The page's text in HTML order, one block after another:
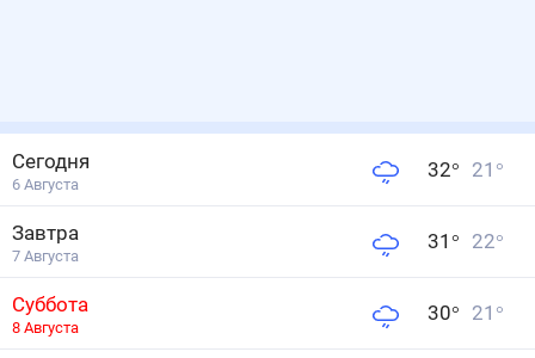
Сегодня
6 Августа
32° 21 °
Завтра
7 Августа
31 ° 22°
Суббота
8 Августа
30° 21 °